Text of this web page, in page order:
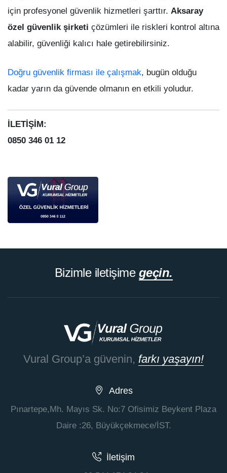
için profesyonel güvenlik hizmetleri şarttır. Aksaray
özel güvenlik şirketi çözümleri ile riskleri kontrol altına
alabilir, güvenliği kalıcı hale getirebilirsiniz.
Doğru güvenlik firması ile çalışmak, bugün olduğu
kadar yarın da güvende olmanın en etkili yoludur.
İLETİŞİM:
0850 346 01 12
Bizimle iletişime geçin.
Vural Group’a güvenin, farkı yaşayın!
Adres
Pınartepe,Mh. Mayıs Sk. No:7 Ofisimiz Beykent Plaza
Daire :26, Büyükçekmece/İST.
İletişim